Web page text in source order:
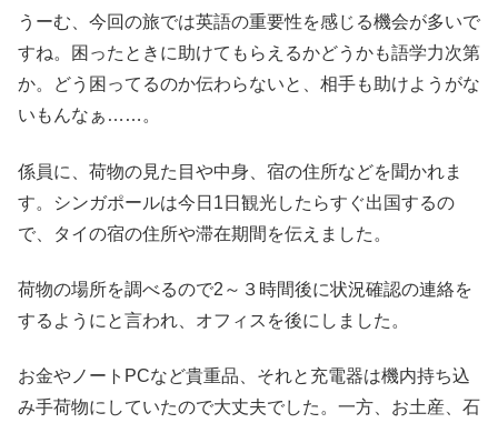
うーむ、今回の旅では英語の重要性を感じる機会が多いで
すね。困ったときに助けてもらえるかどうかも語学力次第
か。どう困ってるのか伝わらないと、相手も助けようがな
いもんなぁ……。
係員に、荷物の見た目や中身、宿の住所などを聞かれま
す。シンガポールは今日1日観光したらすぐ出国するの
で、タイの宿の住所や滞在期間を伝えました。
荷物の場所を調べるので2～３時間後に状況確認の連絡を
するようにと言われ、オフィスを後にしました。
お金やノートPCなど貴重品、それと充電器は機内持ち込
み手荷物にしていたので大丈夫でした。一方、お土産、石